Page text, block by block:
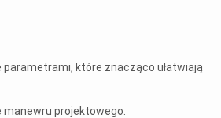
które znacząco ułatwiają
manewru projektowego.